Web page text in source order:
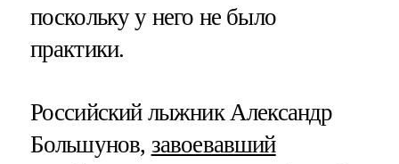
поскольку у него не было
практики.
Российский лыжник Александр
Большунов, завоевавший